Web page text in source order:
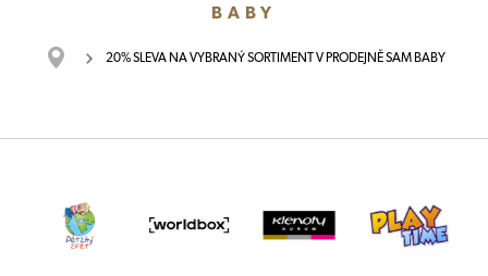
BABY
20% SLEVA NA VYBRANÝ SORTIMENT V PRODEJNĚ SAM BABY